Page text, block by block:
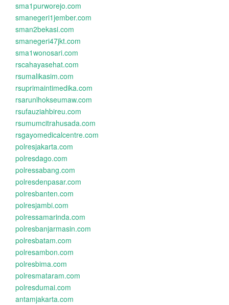
sma1purworejo.com
smanegeri1jember.com
sman2bekasi.com
smanegeri47jkt.com
sma1wonosari.com
rscahayasehat.com
rsumalikasim.com
rsuprimaintimedika.com
rsarunlhokseumaw.com
rsufauziahbireu.com
rsumumcitrahusada.com
rsgayomedicalcentre.com
polresjakarta.com
polresdago.com
polressabang.com
polresdenpasar.com
polresbanten.com
polresjambi.com
polressamarinda.com
polresbanjarmasin.com
polresbatam.com
polresambon.com
polresbima.com
polresmataram.com
polresdumai.com
antamjakarta.com